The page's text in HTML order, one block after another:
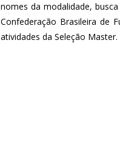
nomes da modalidade,
Confederação Brasileira de
atividades da Seleção Master.